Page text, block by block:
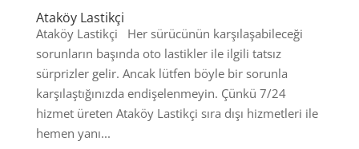
Ataköy Lastikçi
Ataköy Lastikçi Her sürücünün karşılaşabileceği
sorunların başında oto lastikler ile ilgili tatsız
sürprizler gelir. Ancak lütfen böyle bir sorunla
karşılaştığınızda endişelenmeyin. Çünkü 7/24
hizmet üreten Ataköy Lastikçi sıra dışı hizmetleri ile
hemen yanı...